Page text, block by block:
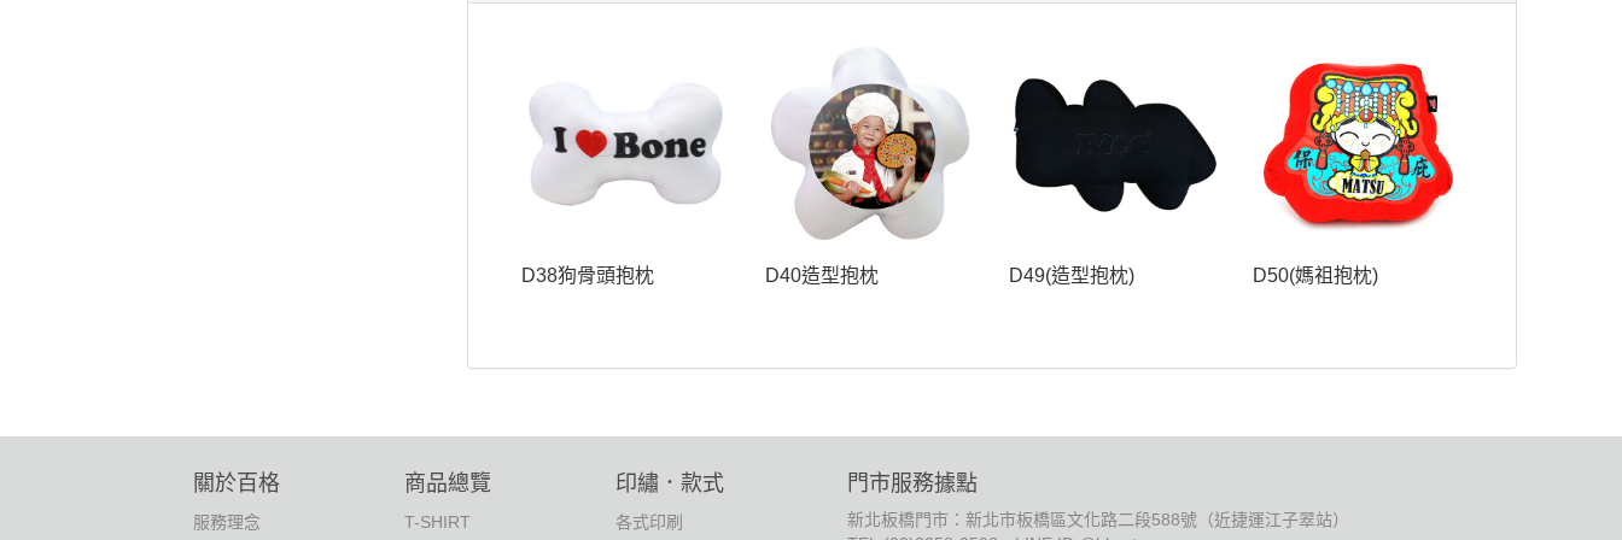
D38狗骨頭抱枕 D40造型抱枕 D49(造型抱枕) D50(媽祖抱枕)
關於百格
服務理念
商品總覽
T-SHIRT
印繡．款式
各式印刷
門市服務據點
新北板橋門市：新北市板橋區文化路二段588號（近捷運江子翠站）